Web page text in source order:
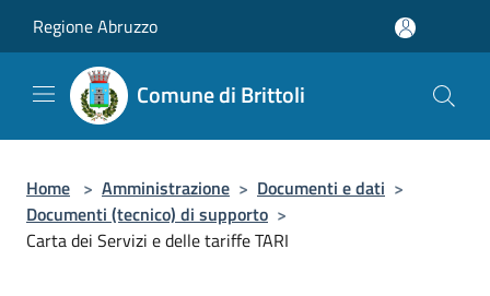
Regione Abruzzo
Comune di Brittoli
Home > Amministrazione > Documenti e dati >
Documenti (tecnico) di supporto >
Carta dei Servizi e delle tariffe TARI